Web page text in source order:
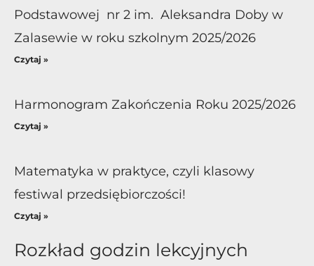
Podstawowej nr 2 im. Aleksandra Doby w
Zalasewie w roku szkolnym 2025/2026
Czytaj »
Harmonogram Zakończenia Roku 2025/2026
Czytaj »
Matematyka w praktyce, czyli klasowy
festiwal przedsiębiorczości!
Czytaj »
Rozkład godzin lekcyjnych